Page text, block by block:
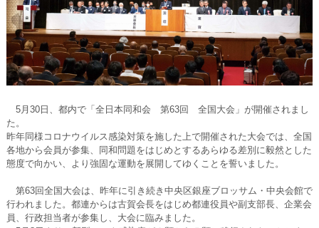
5月30日、都内で「全日本同和会 第63回 全国大会」が開催されまし
た。
昨年同様コロナウイルス感染対策を施した上で開催された大会では、全国
各地から会員が参集、同和問題をはじめとするあらゆる差別に毅然とした
態度で向かい、より強固な運動を展開してゆくことを誓いました。
第63回全国大会は、昨年に引き続き中央区銀座ブロッサム・中央会館で
行われました。都連からは古賀会長をはじめ都連役員や副支部長、企業会
員、行政担当者が参集し、大会に臨みました。